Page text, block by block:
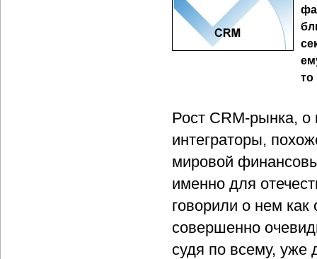
то
Рост CRM-рынка,
интеграторы,
мировой
именно для
говорили о нем
совершенно
судя по всему, уже